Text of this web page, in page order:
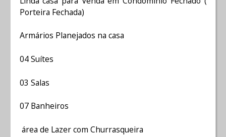
Porteira Fechada)
Armários Planejados na casa
04 Suítes
03 Salas
07 Banheiros
área de Lazer com Churrasqueira